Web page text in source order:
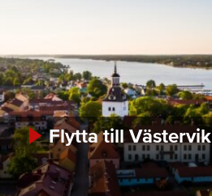
Flytta till Västervik